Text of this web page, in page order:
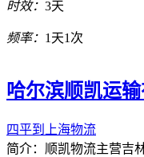
时效： 3天
频率： 1天1次
哈尔滨顺凯运
四平到上海物流
简介：顺凯物流主营吉